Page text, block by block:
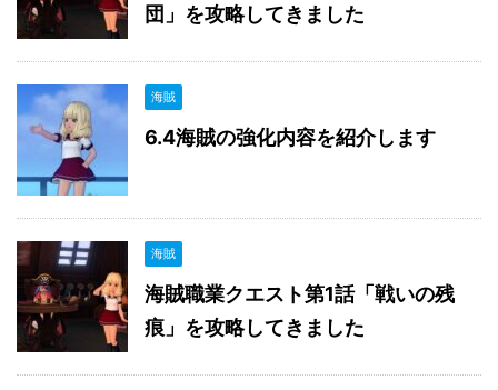
団」を攻略してきました
海賊
6.4海賊の強化内容を紹介します
海賊
海賊職業クエスト第1話「戦いの残
痕」を攻略してきました